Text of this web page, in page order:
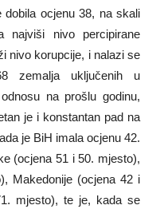
ocjenu 38, na skali
nivo percipirane
nivo korupcije, i nalazi se
zemalja uključenih u
na prošlu godinu,
je i konstantan pad na
je BiH imala ocjenu 42.
(ocjena 51 i 50. mjesto),
Makedonije (ocjena 42 i
mjesto), te je, kada se